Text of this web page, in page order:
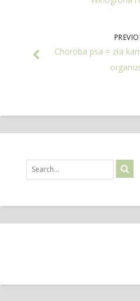
Choroba psa = zła